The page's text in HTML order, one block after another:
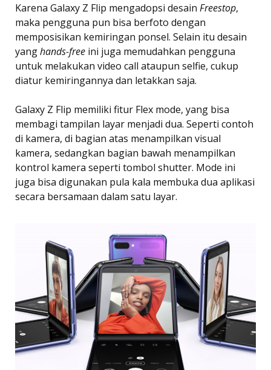
Karena Galaxy Z Flip mengadopsi desain Freestop,
maka pengguna pun bisa berfoto dengan
memposisikan kemiringan ponsel. Selain itu desain
yanghands-free ini juga memudahkan pengguna
untuk melakukan video call ataupun selfie, cukup
diatur kemiringannya dan letakkan saja.
Galaxy Z Flip memiliki fitur Flex mode, yang bisa
membagi tampilan layar menjadi dua. Seperti contoh
di kamera, di bagian atas menampilkan visual
kamera, sedangkan bagian bawah menampilkan
kontrol kamera seperti tombol shutter. Mode ini
juga bisa digunakan pula kala membuka dua aplikasi
secara bersamaan dalam satu layar.